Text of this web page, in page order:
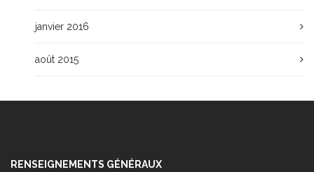
janvier 2016
août 2015
RENSEIGNEMENTS GÉNÉRAUX